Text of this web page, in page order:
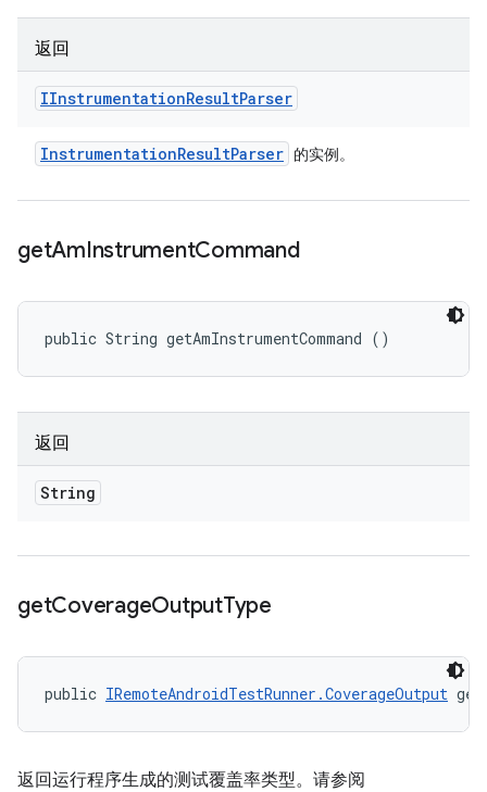
返回
IInstrumentationResultParser
InstrumentationResultParser 的实例。
getAmInstrumentCommand
public String getAmInstrumentCommand ()
返回
String
getCoverageOutputType
public IRemoteAndroidTestRunner.CoverageOutput
返回运行程序生成的测试覆盖率类型。请参阅